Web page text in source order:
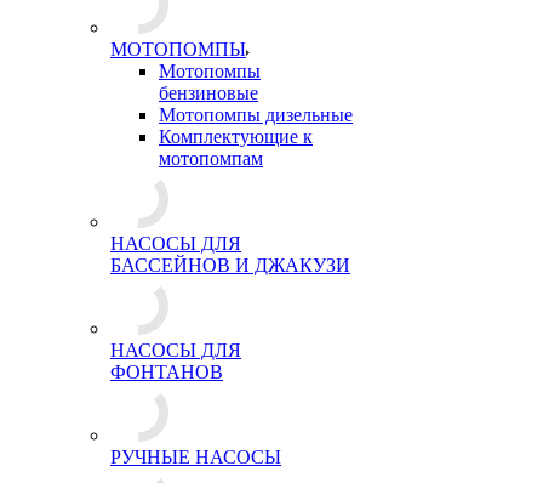
МОТОПОМПЫ
Мотопомпы
бензиновые
Мотопомпы дизельные
Комплектующие к
мотопомпам
НАСОСЫ ДЛЯ
БАССЕЙНОВ И ДЖАКУЗИ
НАСОСЫ ДЛЯ
ФОНТАНОВ
РУЧНЫЕ НАСОСЫ